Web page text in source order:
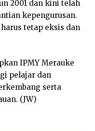
2001 dan kini telah
kepengurusan.
tetap eksis dan
IPMY Merauke
pelajar dan
serta
(JW)